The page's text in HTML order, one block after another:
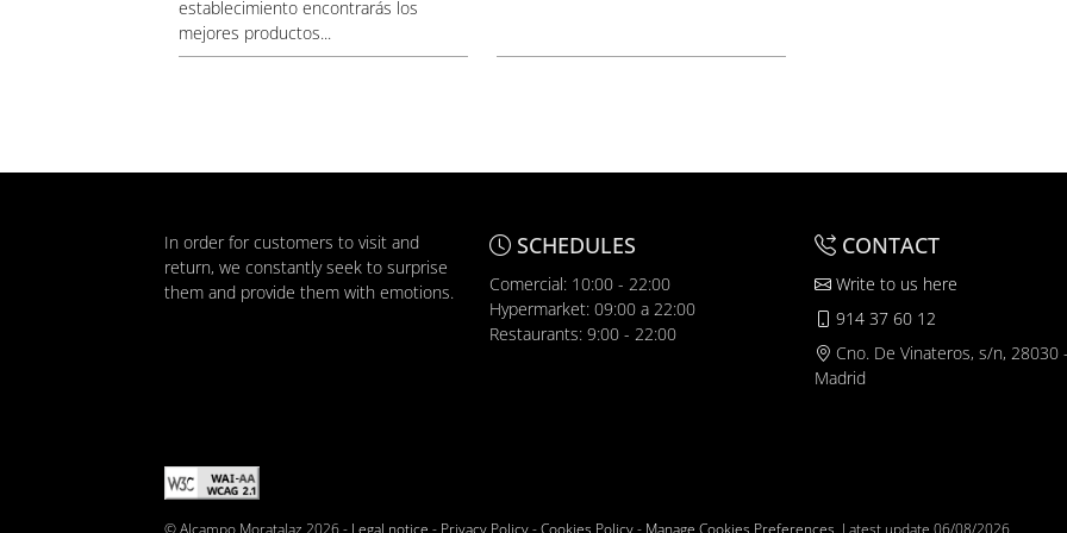
establecimiento encontrarás los
mejores productos...
In order for customers to visit and
return, we constantly seek to surprise
them and provide them with emotions.
SCHEDULES
Comercial: 10:00 - 22:00
Hypermarket: 09:00 a 22:00
Restaurants: 9:00 - 22:00
CONTACT
Write to us here
914 37 60 12
Cno. De Vinateros, s/n, 28030
Madrid